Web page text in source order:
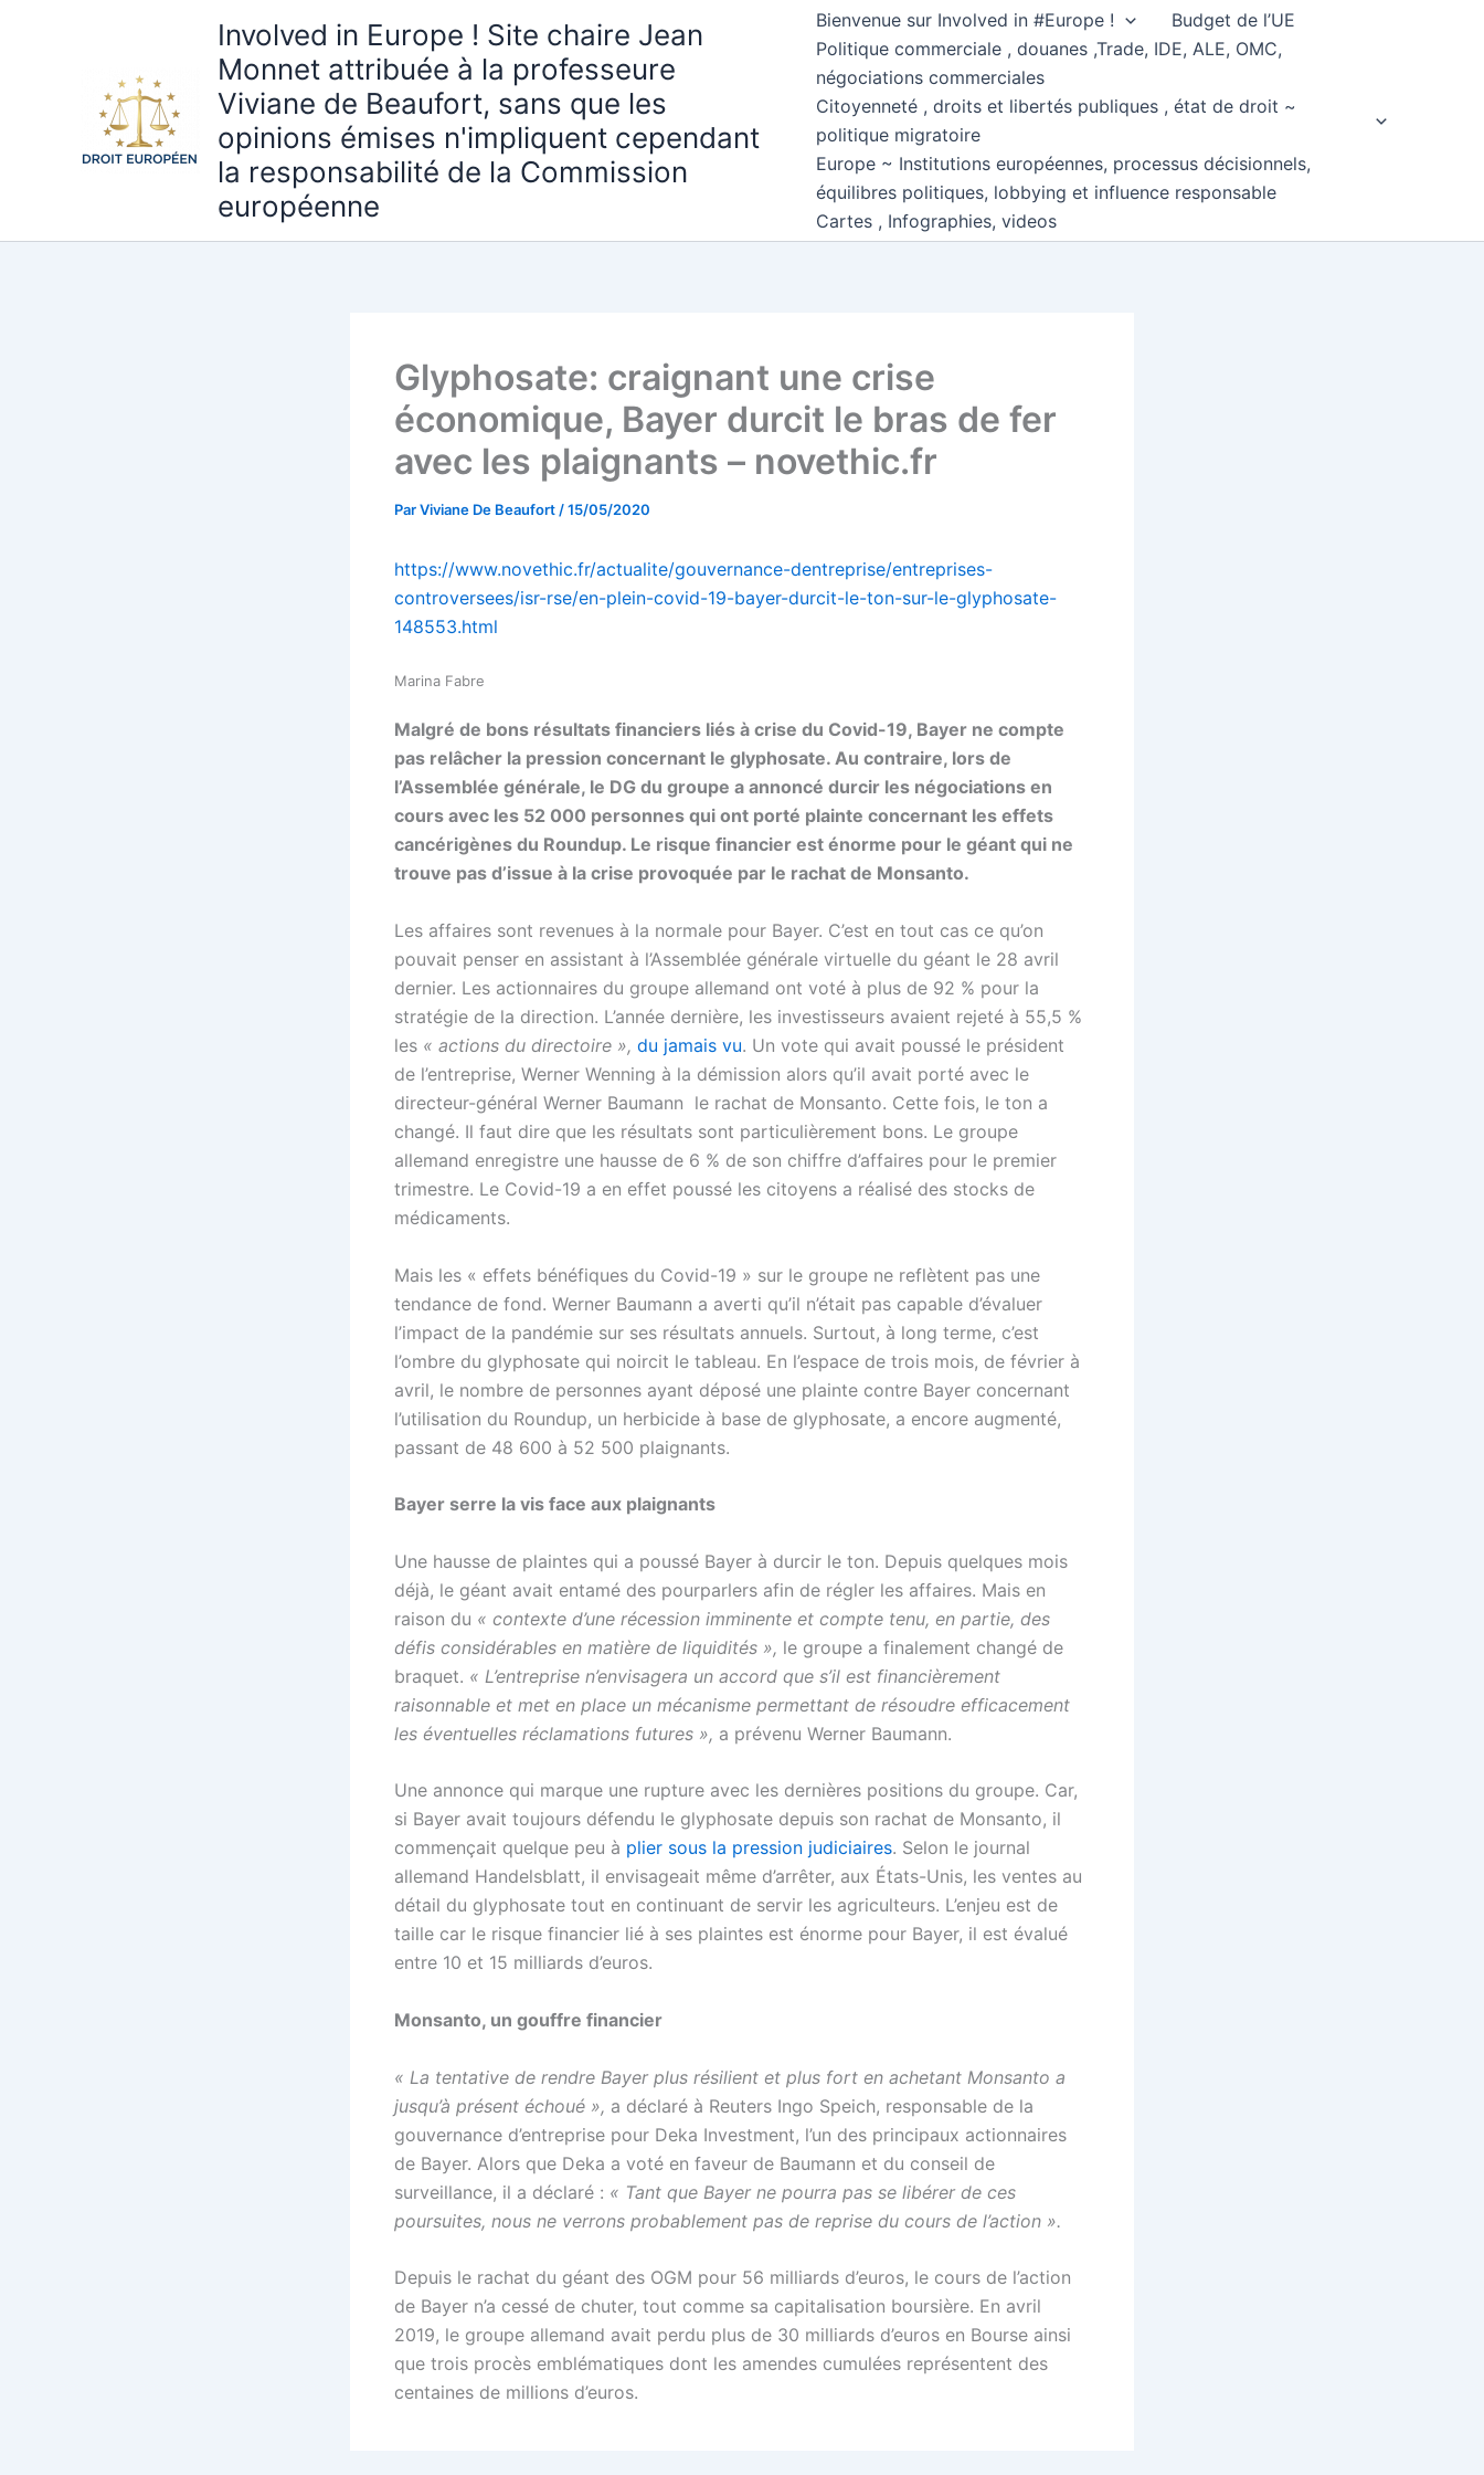
Involved in Europe ! Site chaire Jean
Monnet attribuée à la professeure
Viviane de Beaufort, sans que les
opinions émises n'impliquent cependant
la responsabilité de la Commission
européenne
Bienvenue sur Involved in #Europe !
Budget de l’UE
Politique commerciale , douanes ,Trade, IDE, ALE, OMC,
négociations commerciales
Citoyenneté , droits et libertés publiques , état de droit ~
politique migratoire
Europe ~ Institutions européennes, processus décisionnels,
équilibres politiques, lobbying et influence responsable
Cartes , Infographies, videos
Glyphosate: craignant une crise
économique, Bayer durcit le bras de fer
avec les plaignants – novethic.fr
ParViviane De Beaufort /15/05/2020
https://www.novethic.fr/actualite/gouvernance-dentreprise/entreprises-
controversees/isr-rse/en-plein-covid-19-bayer-durcit-le-ton-sur-le-glyphosate-
148553.html
Marina Fabre
Malgré de bons résultats financiers liés à crise du Covid-19, Bayer ne compte
pas relâcher la pression concernant le glyphosate. Au contraire, lors de
l’Assemblée générale, le DG du groupe a annoncé durcir les négociations en
cours avec les 52 000 personnes qui ont porté plainte concernant les effets
cancérigènes du Roundup. Le risque financier est énorme pour le géant qui ne
trouve pas d’issue à la crise provoquée par le rachat de Monsanto.
Les affaires sont revenues à la normale pour Bayer. C’est en tout cas ce qu’on
pouvait penser en assistant à l’Assemblée générale virtuelle du géant le 28 avril
dernier. Les actionnaires du groupe allemand ont voté à plus de 92 % pour la
stratégie de la direction. L’année dernière, les investisseurs avaient rejeté à 55,5 %
les « actions du directoire », du jamais vu. Un vote qui avait poussé le président
de l’entreprise, Werner Wenning à la démission alors qu’il avait porté avec le
directeur-général Werner Baumann le rachat de Monsanto. Cette fois, le ton a
changé. Il faut dire que les résultats sont particulièrement bons. Le groupe
allemand enregistre une hausse de 6 % de son chiffre d’affaires pour le premier
trimestre. Le Covid-19 a en effet poussé les citoyens a réalisé des stocks de
médicaments.
Mais les « effets bénéfiques du Covid-19 » sur le groupe ne reflètent pas une
tendance de fond. Werner Baumann a averti qu’il n’était pas capable d’évaluer
l’impact de la pandémie sur ses résultats annuels. Surtout, à long terme, c’est
l’ombre du glyphosate qui noircit le tableau. En l’espace de trois mois, de février à
avril, le nombre de personnes ayant déposé une plainte contre Bayer concernant
l’utilisation du Roundup, un herbicide à base de glyphosate, a encore augmenté,
passant de 48 600 à 52 500 plaignants.
Bayer serre la vis face aux plaignants
Une hausse de plaintes qui a poussé Bayer à durcir le ton. Depuis quelques mois
déjà, le géant avait entamé des pourparlers afin de régler les affaires. Mais en
raison du « contexte d’une récession imminente et compte tenu, en partie, des
défis considérables en matière de liquidités », le groupe a finalement changé de
braquet. « L’entreprise n’envisagera un accord que s’il est financièrement
raisonnable et met en place un mécanisme permettant de résoudre efficacement
les éventuelles réclamations futures », a prévenu Werner Baumann.
Une annonce qui marque une rupture avec les dernières positions du groupe. Car,
si Bayer avait toujours défendu le glyphosate depuis son rachat de Monsanto, il
commençait quelque peu à plier sous la pression judiciaires. Selon le journal
allemand Handelsblatt, il envisageait même d’arrêter, aux États-Unis, les ventes au
détail du glyphosate tout en continuant de servir les agriculteurs. L’enjeu est de
taille car le risque financier lié à ses plaintes est énorme pour Bayer, il est évalué
entre 10 et 15 milliards d’euros.
Monsanto, un gouffre financier
« La tentative de rendre Bayer plus résilient et plus fort en achetant Monsanto a
jusqu’à présent échoué », a déclaré à Reuters Ingo Speich, responsable de la
gouvernance d’entreprise pour Deka Investment, l’un des principaux actionnaires
de Bayer. Alors que Deka a voté en faveur de Baumann et du conseil de
surveillance, il a déclaré : « Tant que Bayer ne pourra pas se libérer de ces
poursuites, nous ne verrons probablement pas de reprise du cours de l’action ».
Depuis le rachat du géant des OGM pour 56 milliards d’euros, le cours de l’action
de Bayer n’a cessé de chuter, tout comme sa capitalisation boursière. En avril
2019, le groupe allemand avait perdu plus de 30 milliards d’euros en Bourse ainsi
que trois procès emblématiques dont les amendes cumulées représentent des
centaines de millions d’euros.